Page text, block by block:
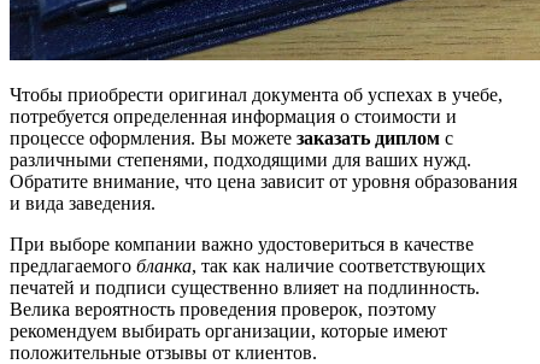
Чтобы приобрести оригинал документа об успехах в учебе,
потребуется определенная информация о стоимости и
процессе оформления. Вы можете заказать диплом с
различными степенями, подходящими для ваших нужд.
Обратите внимание, что цена зависит от уровня образования
и вида заведения.
При выборе компании важно удостовериться в качестве
предлагаемого бланка, так как наличие соответствующих
печатей и подписи существенно влияет на подлинность.
Велика вероятность проведения проверок, поэтому
рекомендуем выбирать организации, которые имеют
положительные отзывы от клиентов.